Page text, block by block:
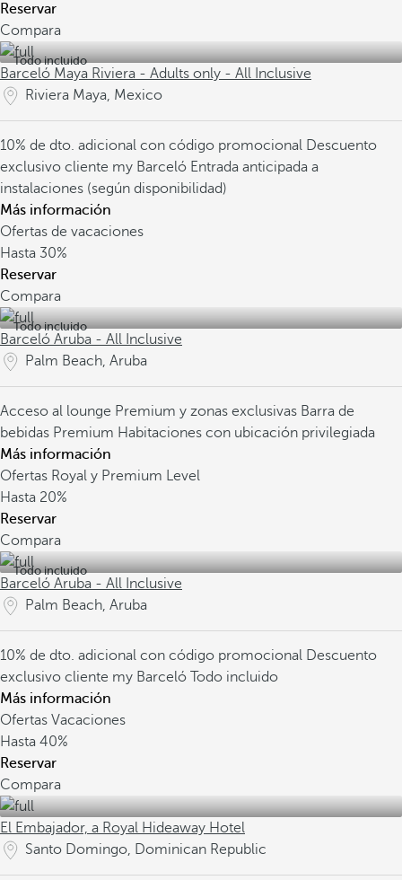
Reservar
Compara
Todo incluido
Barceló Maya Riviera - Adults only - All Inclusive
Riviera Maya, Mexico
10% de dto. adicional con código promocional Descuento
exclusivo cliente my Barceló Entrada anticipada a
instalaciones (según disponibilidad)
Más información
Ofertas de vacaciones
Hasta 30%
Reservar
Compara
Todo incluido
Barceló Aruba - All Inclusive
Palm Beach, Aruba
Acceso al lounge Premium y zonas exclusivas Barra de
bebidas Premium Habitaciones con ubicación privilegiada
Más información
Ofertas Royal y Premium Level
Hasta 20%
Reservar
Compara
Todo incluido
Barceló Aruba - All Inclusive
Palm Beach, Aruba
10% de dto. adicional con código promocional Descuento
exclusivo cliente my Barceló Todo incluido
Más información
Ofertas Vacaciones
Hasta 40%
Reservar
Compara
El Embajador, a Royal Hideaway Hotel
Santo Domingo, Dominican Republic